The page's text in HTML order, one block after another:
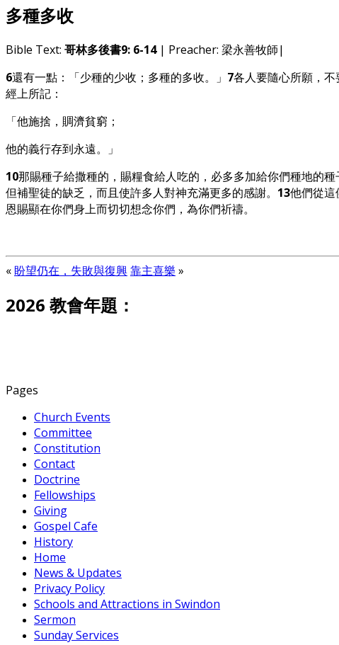
多種多收
Bible Text: 哥林多後書9: 6-14| Preacher: 梁永善牧師|
6還有一點：「少種的少收；多種的多收。」 7各人要隨心所願，不
經上所記：
「他施捨，賙濟貧窮；
他的義行存到永遠。」
10那賜種子給撒種的，賜糧食給人吃的，必多多加給你們種地的種
但補聖徒的缺乏，而且使許多人對神充滿更多的感謝。 13他們從這
恩賜顯在你們身上而切切想念你們，為你們祈禱。
« 盼望仍在，失敗與復興靠主喜樂 »
2026 教會年題：
Pages
Church Events
Committee
Constitution
Contact
Doctrine
Fellowships
Giving
Gospel Cafe
History
Home
News & Updates
Privacy Policy
Schools and Attractions in Swindon
Sermon
Sunday Services